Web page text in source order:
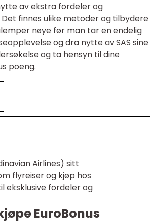
av ekstra fordeler og
finnes ulike metoder og tilbydere
nøye før man tar en endelig
og dra nytte av SAS sine
og ta hensyn til dine
poeng.
Airlines) sitt
flyreiser og kjøp hos
eksklusive fordeler og
EuroBonus